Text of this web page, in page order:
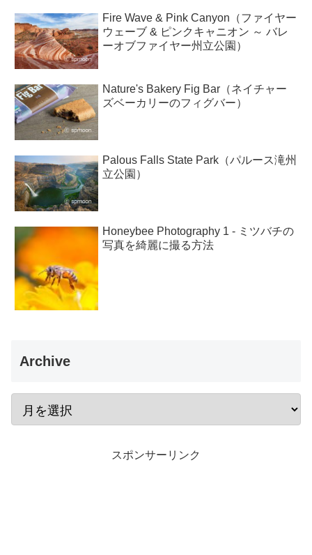
Fire Wave & Pink Canyon（ファイヤー
ウェーブ & ピンクキャニオン ～ バレ
ーオブファイヤー州立公園）
Nature's Bakery Fig Bar（ネイチャー
ズベーカリーのフィグバー）
Palous Falls State Park（パルース滝州
立公園）
Honeybee Photography 1 - ミツバチの
写真を綺麗に撮る方法
Archive
スポンサーリンク